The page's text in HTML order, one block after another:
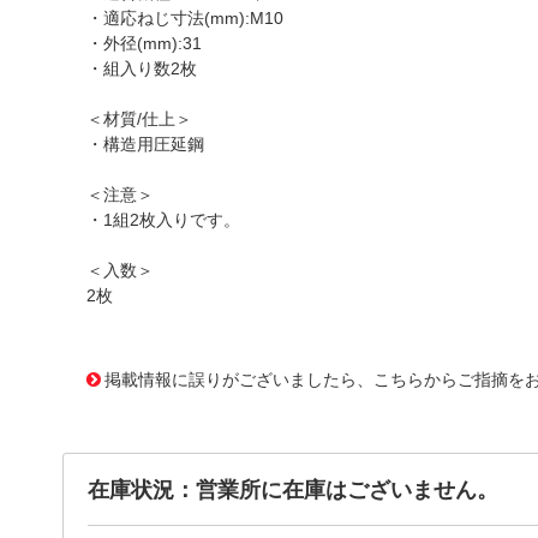
・適応ねじ寸法(mm):M10
・外径(mm):31
・組入り数2枚
＜材質/仕上＞
・構造用圧延鋼
＜注意＞
・1組2枚入りです。
＜入数＞
2枚
掲載情報に誤りがございましたら、こちらからご指摘を
在庫状況：営業所に在庫はございません。